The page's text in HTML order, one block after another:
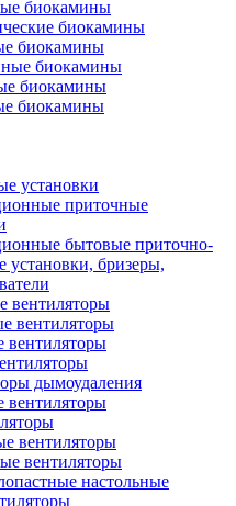
биокамины
биокамины
биокамины
биокамины
биокамины
биокамины
установки
приточные
бытовые приточно-
установки, бризеры,
вентиляторы
дымоудаления
вентиляторы
вентиляторы
вентиляторы
настольные